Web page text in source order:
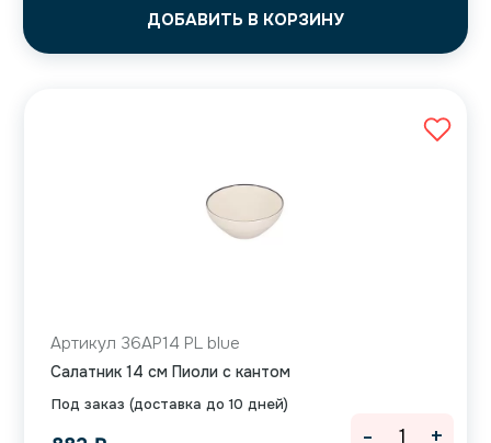
ДОБАВИТЬ В КОРЗИНУ
Под заказ (доставка до 10 дней)
Артикул 36AP14 PL blue
Салатник 14 см Пиоли с кантом